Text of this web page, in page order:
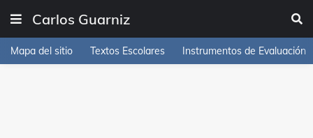
Carlos Guarniz
Mapa del sitio Textos Escolares Instrumentos de Evaluación